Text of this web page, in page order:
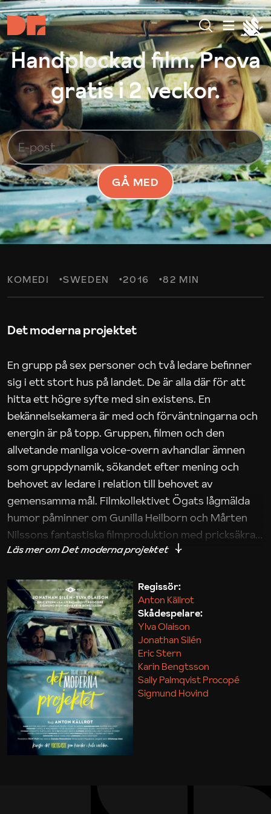
Handplockad film. Prova
gratis i 2 veckor.
GÅ MED
KOMEDI SWEDEN 2016 82 MIN
Det moderna projektet
En grupp på sex personer och två ledare befinner
sig i ett stort hus på landet. De är alla där för att
hitta ett högre syfte med sin existens. En
bekännelsekamera är med och förväntningarna och
energin är på topp. Gruppen, filmen och den
allvetande manliga voice-overn avhandlar ämnen
som gruppdynamik, sökandet efter mening och
behovet av ledare i relation till behovet av
gemensamma mål. Filmkollektivet Ögats lågmälda
humor påminner om Gunilla Heilborn och Mårten
Nilssons fantastiska filmproduktion med pricksäkra
iakttagelser om hur svårt det kan vara att omsätta
Maja Kekonius
Regissör:
Anton Källrot
Skådespelare:
Ylva Olaison
Jonathan Silén
Eric Stern
Karin Bengtsson
Sally Palmqvist Procopé
Sigmund Hovind